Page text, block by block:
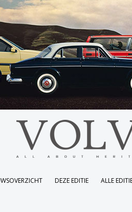
DEZE EDITIE ALLE